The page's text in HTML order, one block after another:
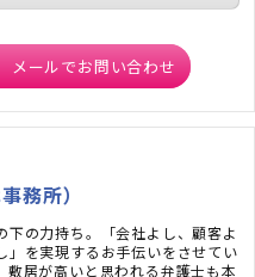
メールでお問い合わせ
務所）
下の力持ち。「会社よし、顧客よ
」を実現するお手伝いをさせてい
敷居が高いと思われる弁護士も本